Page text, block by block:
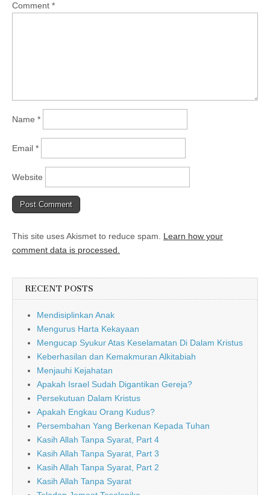
Comment *
Name *
Email *
Website
This site uses Akismet to reduce spam. Learn how your
comment data is processed.
RECENT POSTS
Mendisiplinkan Anak
Mengurus Harta Kekayaan
Mengucap Syukur Atas Keselamatan Di Dalam Kristus
Keberhasilan dan Kemakmuran Alkitabiah
Menjauhi Kejahatan
Apakah Israel Sudah Digantikan Gereja?
Persekutuan Dalam Kristus
Apakah Engkau Orang Kudus?
Persembahan Yang Berkenan Kepada Tuhan
Kasih Allah Tanpa Syarat, Part 4
Kasih Allah Tanpa Syarat, Part 3
Kasih Allah Tanpa Syarat, Part 2
Kasih Allah Tanpa Syarat